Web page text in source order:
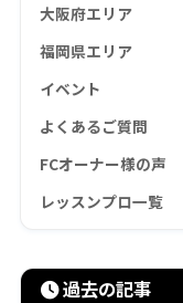
大阪府エリア
福岡県エリア
イベント
よくあるご質問
FCオーナー様の声
レッスンプロ一覧
過去の記事